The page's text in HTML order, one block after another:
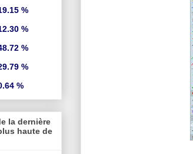
%
%
%
%
%
la dernière
haute de